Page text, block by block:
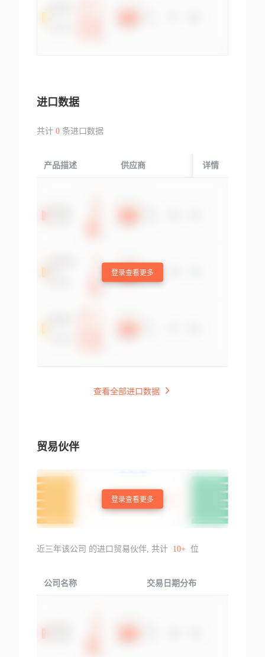
进口数据
共计 0条进口数据
产品描述 供应商 起运国/地区
详情
登录查看更多
查看全部进口数据
贸易伙伴
登录查看更多
近三年该公司 的进口贸易伙伴, 共计 10+ 位
公司名称 交易日期分布